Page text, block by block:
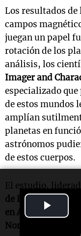
Los resultados
campos
juegan un papel
rotación de los
análisis, los
Imager and
especializado
de estos mundos
amplían
planetas en
astrónomos
de estos cuerpos.
El estudio,
de Exploración e
en Astrofísica
Northwestern
,